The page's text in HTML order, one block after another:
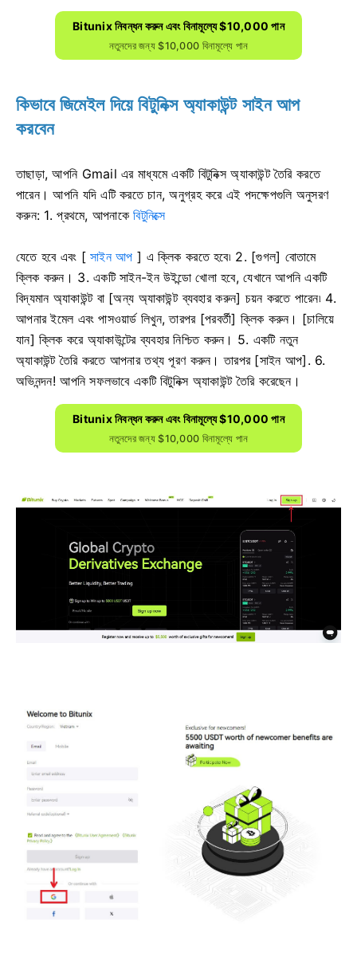
Bitunix নিবন্ধন করুন এবং বিনামূল্যে $10,000 পান
নতুনদের জন্য $10,000 বিনামূল্যে পান
কিভাবে জিমেইল দিয়ে বিটুনিক্স অ্যাকাউন্ট সাইন আপ
করবেন
তাছাড়া, আপনি Gmail এর মাধ্যমে একটি বিটুনিক্স অ্যাকাউন্ট তৈরি করতে
পারেন।আপনি যদি এটি করতে চান, অনুগ্রহ করে এই পদক্ষেপগুলি অনুসরণ
করুন: 1. প্রথমে, আপনাকেবিটুনিক্সে
যেতে হবে এবং [সাইন আপ ] এ ক্লিক করতে হবে৷ 2. [গুগল] বোতামে
ক্লিক করুন। 3. একটি সাইন-ইন উইন্ডো খোলা হবে, যেখানে আপনি একটি
বিদ্যমান অ্যাকাউন্ট বা [অন্য অ্যাকাউন্ট ব্যবহার করুন] চয়ন করতে পারেন৷ 4.
আপনার ইমেল এবং পাসওয়ার্ড লিখুন, তারপর [পরবর্তী] ক্লিক করুন। [চালিয়ে
যান] ক্লিক করে অ্যাকাউন্টের ব্যবহার নিশ্চিত করুন। 5. একটি নতুন
অ্যাকাউন্ট তৈরি করতে আপনার তথ্য পূরণ করুন।তারপর [সাইন আপ]. 6.
অভিনন্দন!আপনি সফলভাবে একটি বিটুনিক্স অ্যাকাউন্ট তৈরি করেছেন।
Bitunix নিবন্ধন করুন এবং বিনামূল্যে $10,000 পান
নতুনদের জন্য $10,000 বিনামূল্যে পান